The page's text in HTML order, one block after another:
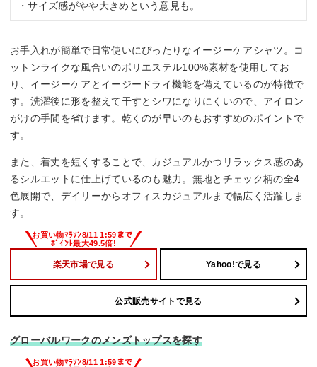
・サイズ感がやや大きめという意見も。
お手入れが簡単で日常使いにぴったりなイージーケアシャツ。コ
ットンライクな風合いのポリエステル100%素材を使用してお
り、イージーケアとイージードライ機能を備えているのが特徴で
す。洗濯後に形を整えて干すとシワになりにくいので、アイロン
がけの手間を省けます。乾くのが早いのもおすすめのポイントで
す。
また、着丈を短くすることで、カジュアルかつリラックス感のあ
るシルエットに仕上げているのも魅力。無地とチェック柄の全4
色展開で、デイリーからオフィスカジュアルまで幅広く活躍しま
す。
楽天市場で見る Yahoo!で見る
公式販売サイトで見る
グローバルワークのメンズトップスを探す